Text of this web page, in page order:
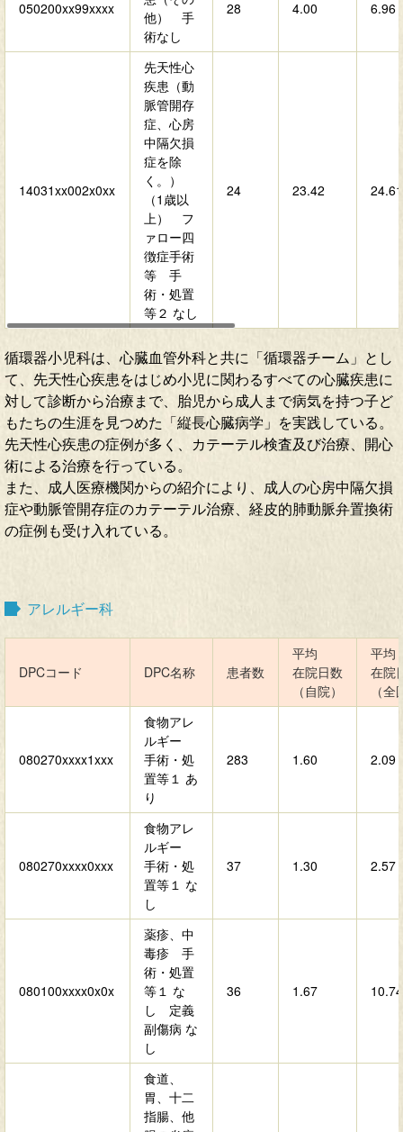
050200xx99xxxx
他） 手
術なし
28 4.00 6.96
14031xx002x0xx
先天性心
疾患（動
脈管開存
症、心房
中隔欠損
症を除
く。）
（1歳以
上） フ
ァロー四
徴症手術
等 手
術・処置
等２ なし
24 23.42 24.61
循環器小児科は、心臓血管外科と共に「循環器チーム」とし
て、先天性心疾患をはじめ小児に関わるすべての心臓疾患に
対して診断から治療まで、胎児から成人まで病気を持つ子ど
もたちの生涯を見つめた「縦長心臓病学」を実践している。
先天性心疾患の症例が多く、カテーテル検査及び治療、開心
術による治療を行っている。
また、成人医療機関からの紹介により、成人の心房中隔欠損
症や動脈管開存症のカテーテル治療、経皮的肺動脈弁置換術
の症例も受け入れている。
アレルギー科
DPCコード DPC名称 患者数
平均
在院日数
（自院）
平均
在院
（
080270xxxx1xxx
食物アレ
ルギー
手術・処
置等１ あ
り
283 1.60 2.09
080270xxxx0xxx
食物アレ
ルギー
手術・処
置等１ な
し
37 1.30 2.57
080100xxxx0x0x
薬疹、中
毒疹 手
術・処置
等１ な
し 定義
副傷病 な
し
36 1.67 10.74
食道、
胃、十二
指腸、他